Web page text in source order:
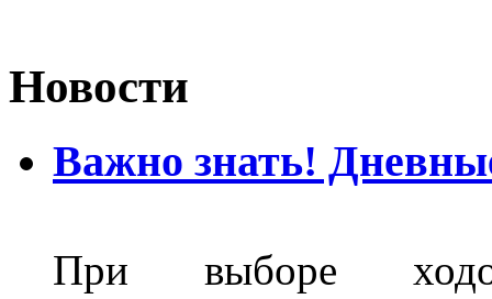
Новости
Важно знать!
При выборе